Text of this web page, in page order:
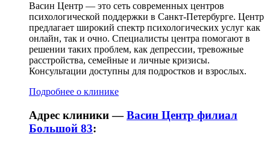
Васин Центр — это сеть современных центров
психологической поддержки в Санкт-Петербурге. Центр
предлагает широкий спектр психологических услуг как
онлайн, так и очно. Специалисты центра помогают в
решении таких проблем, как депрессии, тревожные
расстройства, семейные и личные кризисы.
Консультации доступны для подростков и взрослых.
Подробнее о клинике
Адрес клиники —Васин Центр филиал
Большой 83: